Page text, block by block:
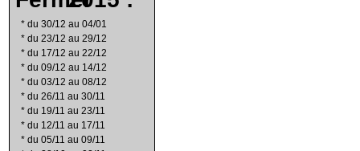
* du 30/12 au 04/01
* du 23/12 au 29/12
* du 17/12 au 22/12
* du 09/12 au 14/12
* du 03/12 au 08/12
* du 26/11 au 30/11
* du 19/11 au 23/11
* du 12/11 au 17/11
* du 05/11 au 09/11